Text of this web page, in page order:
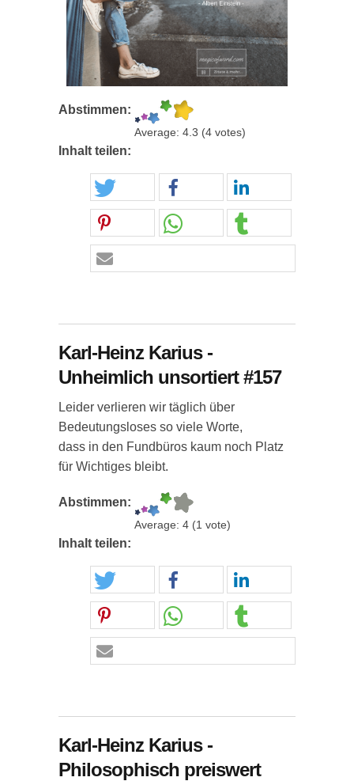
Abstimmen:
Average: 4.3 (4 votes)
Inhalt teilen:
Karl-Heinz Karius -
Unheimlich unsortiert #157
Leider verlieren wir täglich über
Bedeutungsloses so viele Worte,
dass in den Fundbüros kaum noch Platz
für Wichtiges bleibt.
Abstimmen:
Average: 4 (1 vote)
Inhalt teilen:
Karl-Heinz Karius -
Philosophisch preiswert